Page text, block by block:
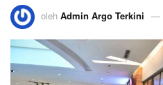
oleh Admin Argo Terkini